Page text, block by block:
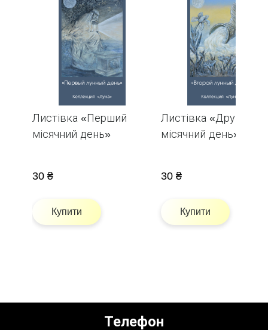
Листівка «Перший
місячний день»
30 ₴
Купити
Листівка «Другий
місячний день»
30 ₴
Купити
Телефон